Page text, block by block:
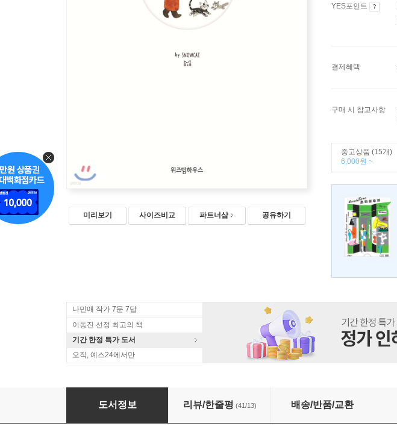
미리보기 사이즈비교 파트너샵 공유하기
YES포인트
결제혜택
구매 시 참고사항
중고상품 (15개)
6,000원 ~
나민애 작가 7문 7답
이동진 선정 최고의 책
기간 한정 특가 도서
오직, 예스24에서만
옹동스 1
도서정보 리뷰/한줄평 (41/13) 배송/반품/교환